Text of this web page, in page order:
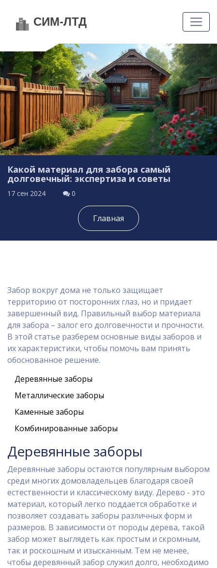
Какой материал для забора самый
долговечный: экспертиза и советы
17 сен 2024 0
Главная
Забор вокруг дома не только защищает
территорию от посторонних глаз, но и придает
завершенный вид. Правильный выбор материала
для забора – залог его долговечности и прочности.
В этой статье разберем основные виды заборов и
их характеристики, чтобы помочь вам принять
обоснованное решение.
Деревянные заборы
Металлические заборы
Каменные заборы
Комбинированные заборы
Деревянные заборы
Деревянные заборы остаются популярным выбором
среди многих домовладельцев благодаря своей
естественности и классическому виду. Дерево - это
материал, который легко поддается обработке и
позволяет создавать заборы различных форм и
размеров. В зависимости от породы дерева, такой
забор может выглядеть как простым и скромным,
так и роскошным и изысканным. Тем не менее,
чтобы деревянный забор служил долго, необходимо